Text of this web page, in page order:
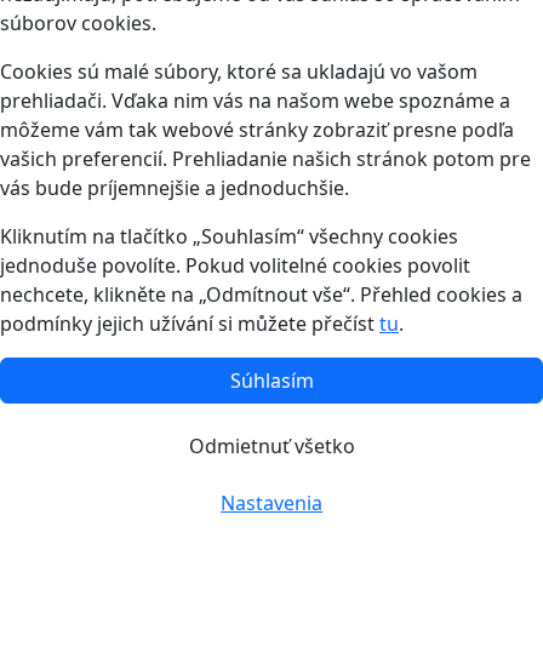
súborov cookies.
Cookies sú malé súbory, ktoré sa ukladajú vo vašom
prehliadači. Vďaka nim vás na našom webe spoznáme a
môžeme vám tak webové stránky zobraziť presne podľa
vašich preferencií. Prehliadanie našich stránok potom pre
vás bude príjemnejšie a jednoduchšie.
Kliknutím na tlačítko „Souhlasím“ všechny cookies
jednoduše povolíte. Pokud volitelné cookies povolit
nechcete, klikněte na „Odmítnout vše“. Přehled cookies a
podmínky jejich užívání si můžete přečísttu.
Súhlasím
Odmietnuť všetko
Nastavenia